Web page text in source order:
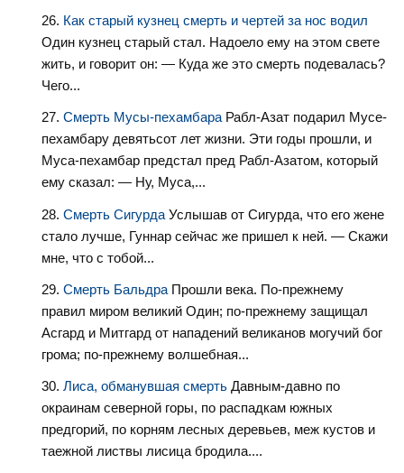
Как старый кузнец смерть и чертей за нос водил
Один кузнец старый стал. Надоело ему на этом свете
жить, и говорит он: — Куда же это смерть подевалась?
Чего...
Смерть Мусы-пехамбара Рабл-Азат подарил Мусе-
пехамбару девятьсот лет жизни. Эти годы прошли, и
Муса-пехамбар предстал пред Рабл-Азатом, который
ему сказал: — Ну, Муса,...
Смерть Сигурда Услышав от Сигурда, что его жене
стало лучше, Гуннар сейчас же пришел к ней. — Скажи
мне, что с тобой...
Смерть Бальдра Прошли века. По-прежнему
правил миром великий Один; по-прежнему защищал
Асгард и Митгард от нападений великанов могучий бог
грома; по-прежнему волшебная...
Лиса, обманувшая смерть Давным-давно по
окраинам северной горы, по распадкам южных
предгорий, по корням лесных деревьев, меж кустов и
таежной листвы лисица бродила....